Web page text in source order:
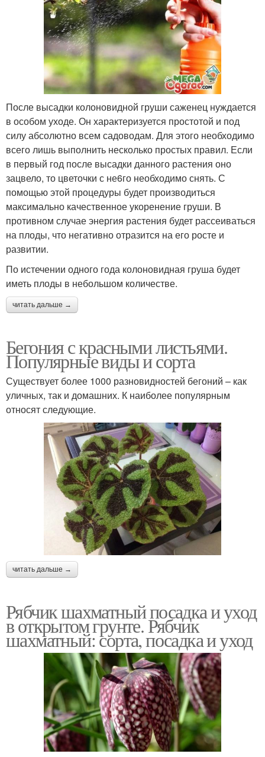
После высадки колоновидной груши саженец нуждается
в особом уходе. Он характеризуется простотой и под
силу абсолютно всем садоводам. Для этого необходимо
всего лишь выполнить несколько простых правил. Если
в первый год после высадки данного растения оно
зацвело, то цветочки с не6го необходимо снять. С
помощью этой процедуры будет производиться
максимально качественное укоренение груши. В
противном случае энергия растения будет рассеиваться
на плоды, что негативно отразится на его росте и
развитии.
По истечении одного года колоновидная груша будет
иметь плоды в небольшом количестве.
читать дальше →
Бегония с красными листьями.
Популярные виды и сорта
Существует более 1000 разновидностей бегоний – как
уличных, так и домашних. К наиболее популярным
относят следующие.
читать дальше →
Рябчик шахматный посадка и уход
в открытом грунте. Рябчик
шахматный: сорта, посадка и уход